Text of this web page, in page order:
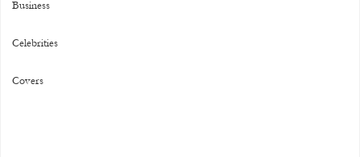
Business
Celebrities
Covers